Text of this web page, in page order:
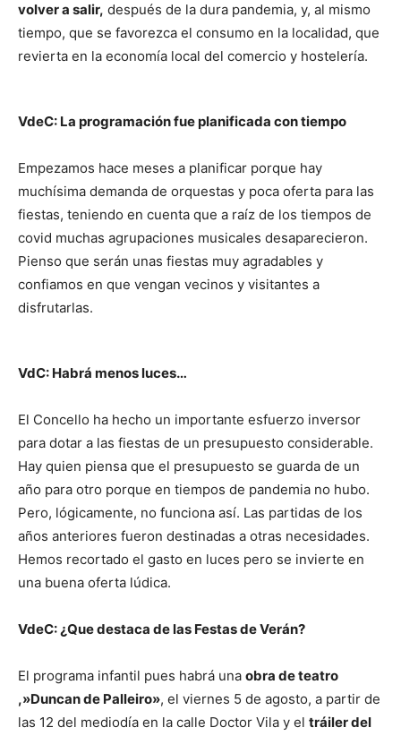
volver a salir, después de la dura pandemia, y, al mismo
tiempo, que se favorezca el consumo en la localidad, que
revierta en la economía local del comercio y hostelería.
VdeC: La programación fue planificada con tiempo
Empezamos hace meses a planificar porque hay
muchísima demanda de orquestas y poca oferta para las
fiestas, teniendo en cuenta que a raíz de los tiempos de
covid muchas agrupaciones musicales desaparecieron.
Pienso que serán unas fiestas muy agradables y
confiamos en que vengan vecinos y visitantes a
disfrutarlas.
VdC: Habrá menos luces…
El Concello ha hecho un importante esfuerzo inversor
para dotar a las fiestas de un presupuesto considerable.
Hay quien piensa que el presupuesto se guarda de un
año para otro porque en tiempos de pandemia no hubo.
Pero, lógicamente, no funciona así. Las partidas de los
años anteriores fueron destinadas a otras necesidades.
Hemos recortado el gasto en luces pero se invierte en
una buena oferta lúdica.
VdeC: ¿Que destaca de las Festas de Verán?
El programa infantil pues habrá una obra de teatro
,»Duncan de Palleiro», el viernes 5 de agosto, a partir de
las 12 del mediodía en la calle Doctor Vila y el tráiler del